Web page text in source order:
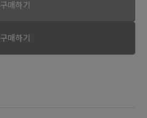
구매하기
구매하기